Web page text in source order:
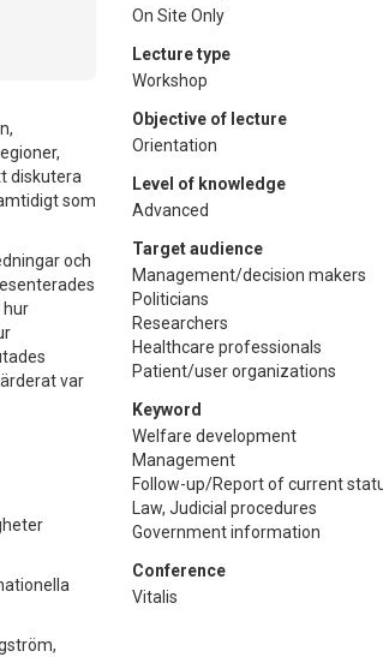
diskutera
som
och
hur
var
On Site Only
Lecture type
Workshop
Objective of lecture
Orientation
Level of knowledge
Advanced
Target audience
Management/decision makers
Politicians
Researchers
Healthcare professionals
Patient/user organizations
Keyword
Welfare development
Management
Follow-up/Report of current
Law, Judicial procedures
Government information
Conference
Vitalis